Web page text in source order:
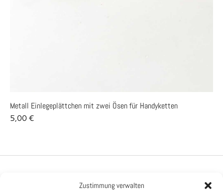
Zustimmung verwalten
Metall Einlegeplättchen mit zwei Ösen für Handyketten
5,00€